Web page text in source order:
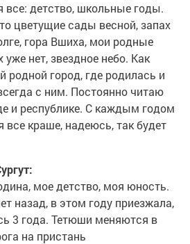
все: детство, школьные годы.
цветущие сады весной, запах
гора Вшиха, мои родные
уже нет, звездное небо. Как
родной город, где родилась и
с ним. Постоянно читаю
и республике. С каждым годом
все краше, надеюсь, так будет
мое детство, моя юность.
назад, в этом году приезжала,
3 года. Тетюши меняются в
на пристань